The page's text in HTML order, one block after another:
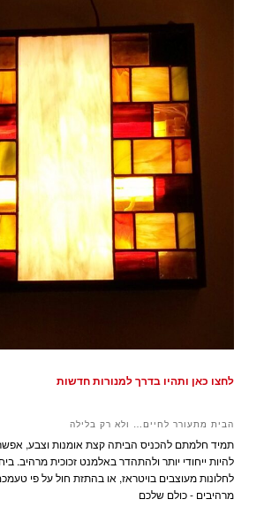
לחצו כאן ותהיו בדרך למנורות חדשות
הבית מתעורר לחיים… ולא רק בלילה
תמיד חלמתם להכניס הביתה קצת אומנות וצבע,
להיות ייחודי יותר ולהתהדר באלמנט זכוכית מרהיב.
לחלונות מעוצבים בויטראז, או בהתזת חול על פי
מרהיבים - כולם שלכם